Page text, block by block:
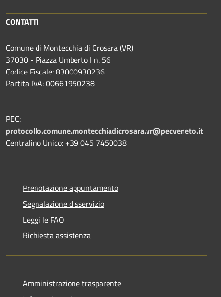
CONTATTI
Comune di Montecchia di Crosara (VR)
37030 - Piazza Umberto I n. 56
Codice Fiscale: 83000930236
Partita IVA: 00661950238
PEC:
protocollo.comune.montecchiadicrosara.vr@pecveneto.it
Centralino Unico: +39 045 7450038
Prenotazione appuntamento
Segnalazione disservizio
Leggi le FAQ
Richiesta assistenza
Amministrazione trasparente